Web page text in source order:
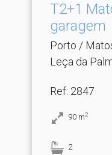
T2+1
garagem
Porto /
Leça da
Ref: 2847
90 m2
2